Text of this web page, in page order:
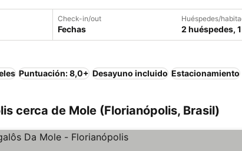
Check-in/out
Fechas
Huéspedes/
2 huéspedes,
Puntuación: 8,0+ Desayuno incluido Estacionamiento
cerca de Mole (Florianópolis, Brasil)